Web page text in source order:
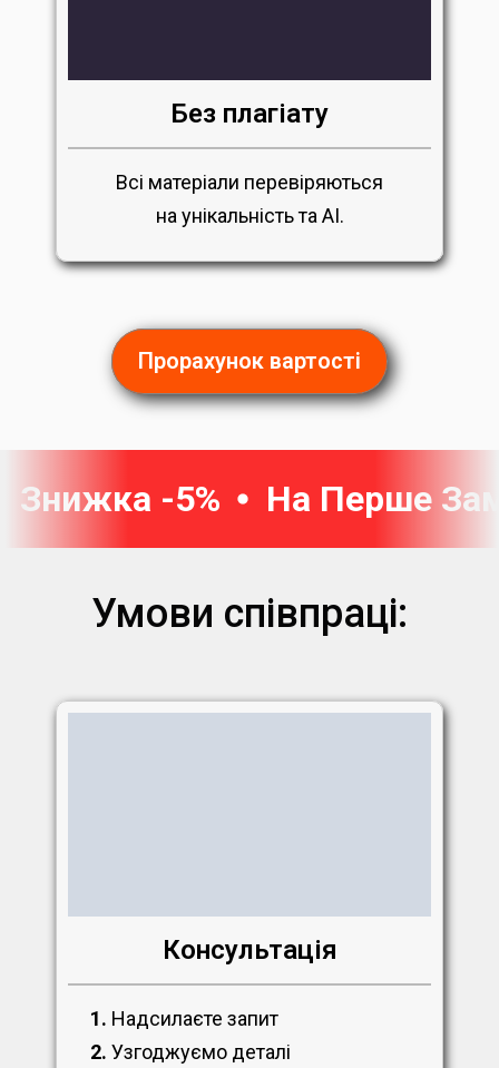
Без плагіату
Всі матеріали перевіряються
на унікальність та AI.
Прорахунок вартості
Умови співпраці:
Консультація
1. Надсилаєте запит
2. Узгоджуємо деталі
Знижка -5% На Перше